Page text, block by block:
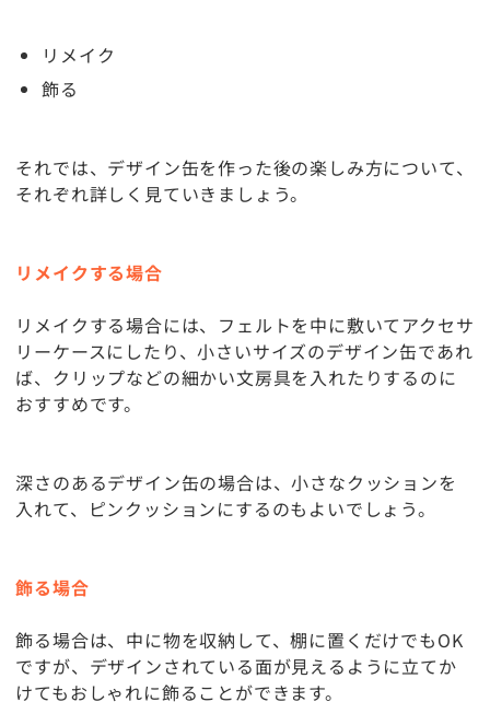
リメイク
飾る
それでは、デザイン缶を作った後の楽しみ方について、
それぞれ詳しく見ていきましょう。
リメイクする場合
リメイクする場合には、フェルトを中に敷いてアクセサ
リーケースにしたり、小さいサイズのデザイン缶であれ
ば、クリップなどの細かい文房具を入れたりするのに
おすすめです。
深さのあるデザイン缶の場合は、小さなクッションを
入れて、ピンクッションにするのもよいでしょう。
飾る場合
飾る場合は、中に物を収納して、棚に置くだけでもOK
ですが、デザインされている面が見えるように立てか
けてもおしゃれに飾ることができます。